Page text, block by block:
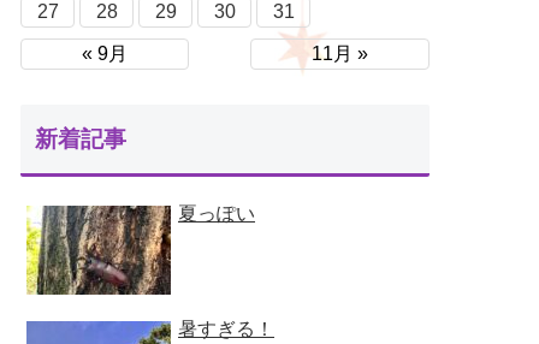
27 28 29 30 31
« 9月 11月 »
新着記事
夏っぽい
暑すぎる！